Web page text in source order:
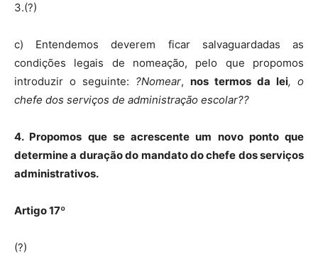
3.(?)
c) Entendemos deverem ficar salvaguardadas as
condições legais de nomeação, pelo que propomos
introduzir o seguinte: ?Nomear, nos termos da lei, o
chefe dos serviços de administração escolar??
4. Propomos que se acrescente um novo ponto que
determine a duração do mandato do chefe dos serviços
administrativos.
Artigo 17º
(?)